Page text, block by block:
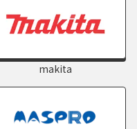
makita